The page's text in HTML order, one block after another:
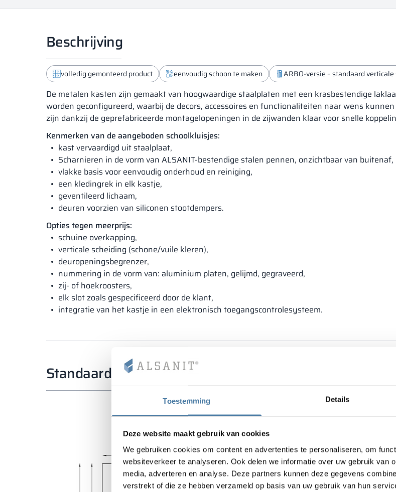
Toestemming Details
Deze website maakt gebruik van cookies
We gebruiken cookies om content en advertenties te personaliseren, om
websiteverkeer te analyseren. Ook delen we informatie over uw gebruik van
media, adverteren en analyse. Deze partners kunnen deze gegevens
verstrekt of die ze hebben verzameld op basis van uw gebruik van hun
Beschrijving
volledig gemonteerd product eenvoudig schoon te maken ARBO-versie – standaard verticale
De metalen kasten zijn gemaakt van hoogwaardige staalplaten met een krasbestendige
worden geconfigureerd, waarbij de decors, accessoires en functionaliteiten naar wens
zijn dankzij de geprefabriceerde montagelopeningen in de zijwanden klaar voor snelle
Kenmerken van de aangeboden schoolkluisjes:
kast vervaardigd uit staalplaat,
Scharnieren in de vorm van ALSANIT-bestendige stalen pennen, onzichtbaar van buitenaf,
vlakke basis voor eenvoudig onderhoud en reiniging,
een kledingrek in elk kastje,
geventileerd lichaam,
deuren voorzien van siliconen stootdempers.
Opties tegen meerprijs:
schuine overkapping,
verticale scheiding (schone/vuile kleren),
deuropeningsbegrenzer,
nummering in de vorm van: aluminium platen, gelijmd, gegraveerd,
zij- of hoekroosters,
elk slot zoals gespecificeerd door de klant,
integratie van het kastje in een elektronisch toegangscontrolesysteem.
Standaardafmetingen